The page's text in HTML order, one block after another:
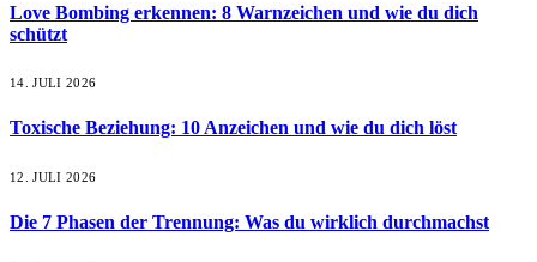
Love Bombing erkennen: 8 Warnzeichen und wie du dich
schützt
14. JULI 2026
Toxische Beziehung: 10 Anzeichen und wie du dich löst
12. JULI 2026
Die 7 Phasen der Trennung: Was du wirklich durchmachst